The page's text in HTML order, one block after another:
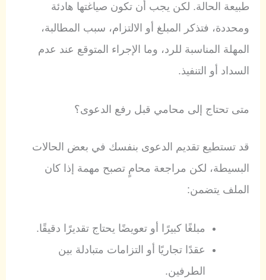
طبيعة الحالة. لكن يجب أن تكون صياغتها هادئة
ومحددة، فتذكر المبلغ أو الالتزام، سبب المطالبة،
المهلة المناسبة للرد، وما الإجراء المتوقع عند عدم
السداد أو التنفيذ.
متى تحتاج إلى محامي قبل رفع الدعوى؟
قد تستطيع تقديم الدعوى بنفسك في بعض الحالات
البسيطة، لكن مراجعة محامٍ تصبح مهمة إذا كان
الملف يتضمن:
مبلغًا كبيرًا أو تعويضًا يحتاج تقديرًا دقيقًا.
عقدًا تجاريًا أو التزامات متبادلة بين
الطرفين.